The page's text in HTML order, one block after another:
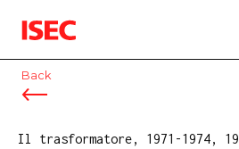
ISEC
Back
Il trasformatore, 1971-1974,